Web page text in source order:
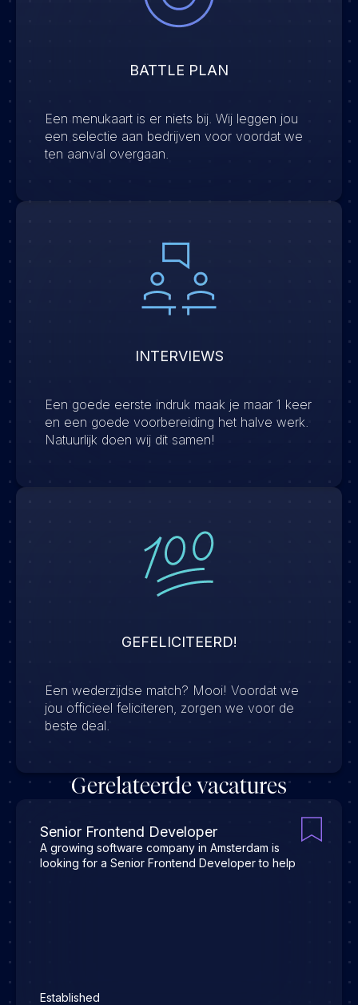
BATTLE PLAN
Een menukaart is er niets bij. Wij leggen jou
een selectie aan bedrijven voor voordat we
ten aanval overgaan.
INTERVIEWS
Een goede eerste indruk maak je maar 1 keer
en een goede voorbereiding het halve werk.
Natuurlijk doen wij dit samen!
GEFELICITEERD!
Een wederzijdse match? Mooi! Voordat we
jou officieel feliciteren, zorgen we voor de
beste deal.
Gerelateerde vacatures
Senior Frontend Developer
A growing software company in Amsterdam is
looking for a Senior Frontend Developer to help
Established